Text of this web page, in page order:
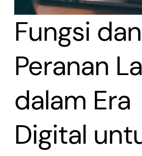
Fungsi dan
Peranan
dalam Era
Digital